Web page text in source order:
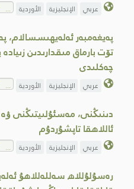
عربي الإنجليزية الأوردية
پەيغەمبەر
تۆت بارماق مىقدارىدىن
چەكلىدى
عربي الإنجليزية الأوردية
دىنىڭنى، مەسئۇلىيتىڭنى
ئاللاھقا تاپشۇردۇم
عربي الإنجليزية الأوردية
رەسۇلۇللاھ سەللەللاھۇ